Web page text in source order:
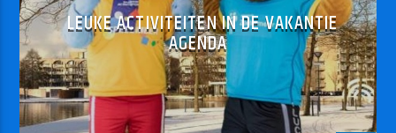
LEUKE ACTIVITEITEN IN DE VAKANTIE
AGENDA